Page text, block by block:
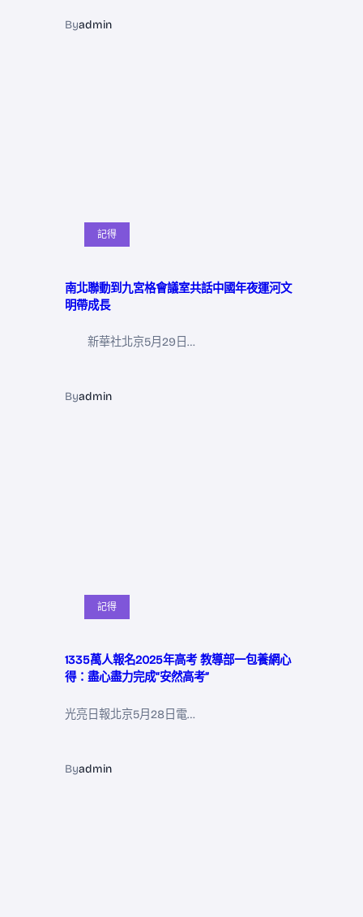
Byadmin
記得
南北聯動到九宮格會議室共話中國年夜運河文
明帶成長
新華社北京5月29日…
Byadmin
記得
1335萬人報名2025年高考 教導部一包養網心
得：盡心盡力完成“安然高考”
光亮日報北京5月28日電…
Byadmin